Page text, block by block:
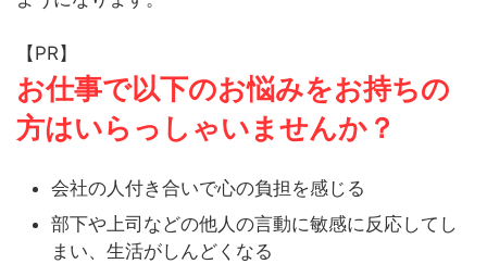
【PR】
お仕事で以下のお悩みをお持ちの
方はいらっしゃいませんか？
会社の人付き合いで心の負担を感じる
部下や上司などの他人の言動に敏感に反応してし
まい、生活がしんどくなる